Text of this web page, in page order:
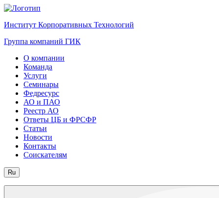
Институт Корпоративных Технологий
Группа компаний ГИК
О компании
Команда
Услуги
Семинары
Федресурс
АО и ПАО
Реестр АО
Ответы ЦБ и ФРСФР
Статьи
Новости
Контакты
Соискателям
Ru